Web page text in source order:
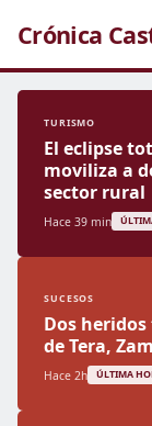
Crónica
TURISMO
El eclipse
moviliza a
sector rural
Hace 39 min
SUCESOS
Dos
de Tera,
Hace 2h ÚLTIMA